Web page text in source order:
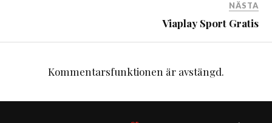
NÄSTA
Viaplay Sport Gratis
Kommentarsfunktionen är avstängd.